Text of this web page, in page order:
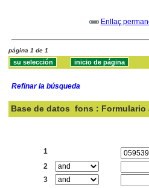
Enllaç
página 1 de 1
Refinar la búsqueda
Base de datos fons : Formulario
1
2
3